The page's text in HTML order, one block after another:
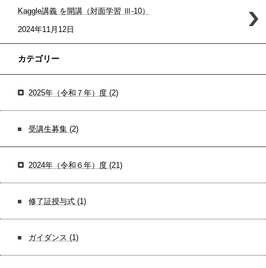
Kaggle講義 を開講（対面学習 Ⅲ-10）
2024年11月12日
カテゴリー
2025年（令和７年）度 (2)
受講生募集 (2)
2024年（令和６年）度 (21)
修了証授与式 (1)
ガイダンス (1)